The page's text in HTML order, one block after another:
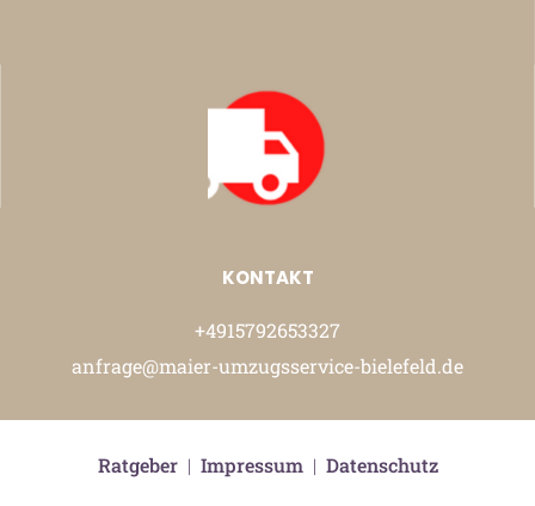
KONTAKT
+4915792653327
anfrage@maier-umzugsservice-bielefeld.de
Ratgeber| Impressum| Datenschutz